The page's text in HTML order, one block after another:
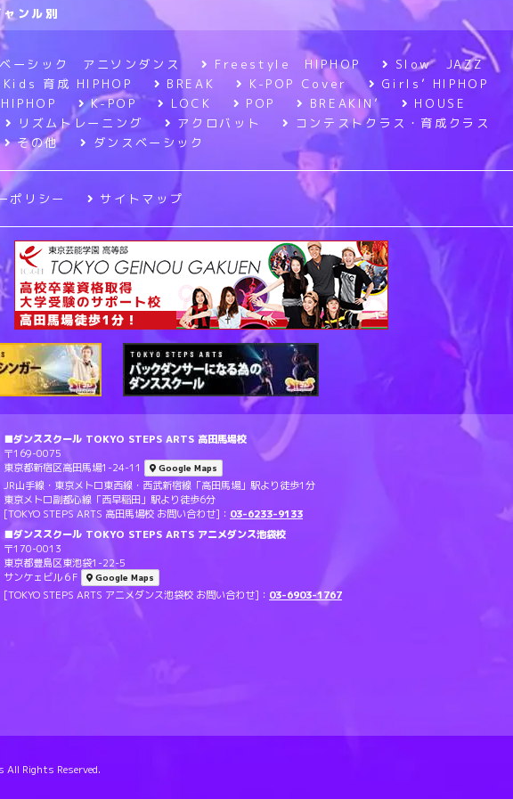
ンル別
ーシック アニソンダンス Freestyle HIPHOP
Slow JAZZ
Kids 育成 HIPHOP BREAK K-POP Cover
Girls’ HIPHOP
K-POP LOCK POP BREAKIN’
HOUSE
リズムトレーニング アクロバット
コンテストクラス・育成クラス
その他 ダンスベーシック
ポリシー サイトマップ
■ダンススクール TOKYO STEPS ARTS 高田馬場校
〒169-0075
東京都新宿区高田馬場1-24-11
Google Maps
JR山手線・東京メトロ東西線・西武新宿線「高田馬場」駅より徒歩1分
東京メトロ副都心線「西早稲田」駅より徒歩6分
[TOKYO STEPS ARTS 高田馬場校 お問い合わせ]： 03-6233-9133
■ダンススクール TOKYO STEPS ARTS アニメダンス池袋校
〒170-0013
東京都豊島区東池袋1-22-5
サンケェビル６F
Google Maps
[TOKYO STEPS ARTS アニメダンス池袋校 お問い合わせ]： 03-6903-1767
All Rights Reserved.